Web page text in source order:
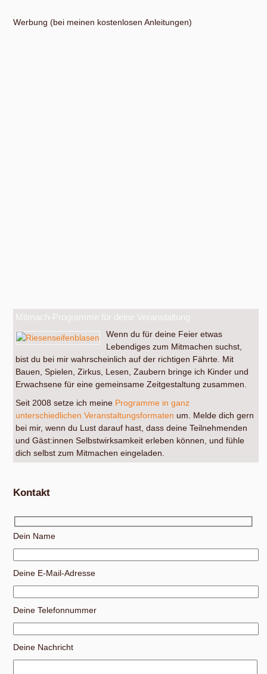
Werbung (bei meinen kostenlosen Anleitungen)
Mitmach-Programme für deine Veranstaltung
Wenn du für deine Feier etwas
Lebendiges zum Mitmachen suchst,
bist du bei mir wahrscheinlich auf der richtigen Fährte. Mit
Bauen, Spielen, Zirkus, Lesen, Zaubern bringe ich Kinder und
Erwachsene für eine gemeinsame Zeitgestaltung zusammen.
Seit 2008 setze ich meine Programme in ganz
unterschiedlichen Veranstaltungsformaten um. Melde dich gern
bei mir, wenn du Lust darauf hast, dass deine Teilnehmenden
und Gäst:innen Selbstwirksamkeit erleben können, und fühle
dich selbst zum Mitmachen eingeladen.
Kontakt
Dein Name
Deine E-Mail-Adresse
Deine Telefonnummer
Deine Nachricht